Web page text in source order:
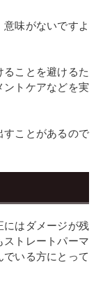
味がないですよ
ことを避けるた
トケアなどを実
すことがあるので
にはダメージが残
ストレートパーマ
いる方にとって